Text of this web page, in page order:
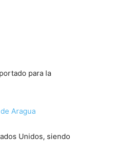
para la
Aragua
Unidos, siendo